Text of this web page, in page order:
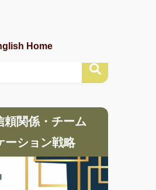
Home
頼関係・チーム
ーション戦略